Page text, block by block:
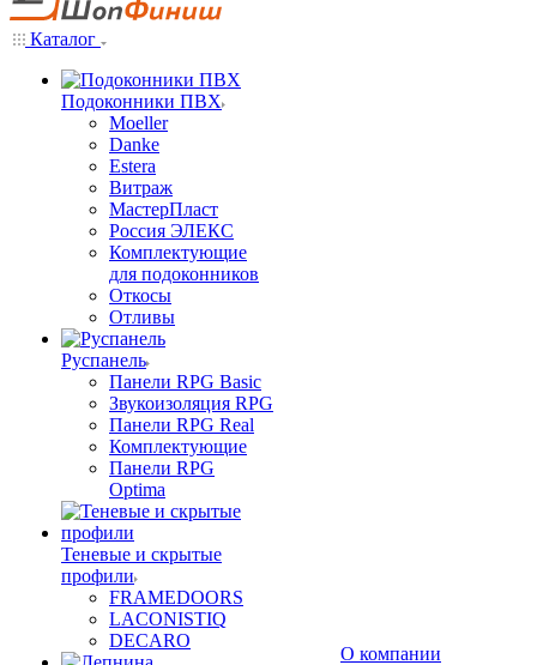
Каталог
Подоконники ПВХ
Moeller
Danke
Estera
Витраж
МастерПласт
Россия ЭЛЕКС
Комплектующие
для подоконников
Откосы
Отливы
Руспанель
Панели RPG Basic
Звукоизоляция RPG
Панели RPG Real
Комплектующие
Панели RPG
Optima
Теневые и скрытые
профили
FRAMEDOORS
LACONISTIQ
DECARO
О компании